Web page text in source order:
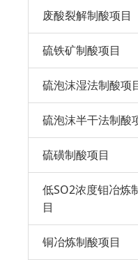
废酸裂解制酸项目
硫铁矿制酸项目
硫泡沫湿法制酸项
硫泡沫半干法制酸
硫磺制酸项目
低SO2浓度钼冶炼
目
铜冶炼制酸项目